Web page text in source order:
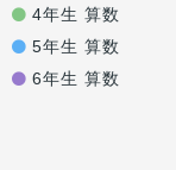
4年生 算数
5年生 算数
6年生 算数